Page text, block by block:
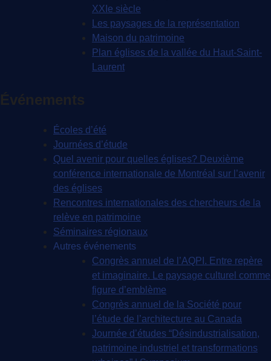
XXIe siècle
Les paysages de la représentation
Maison du patrimoine
Plan églises de la vallée du Haut-Saint-
Laurent
Événements
Écoles d’été
Journées d’étude
Quel avenir pour quelles églises? Deuxième
conférence internationale de Montréal sur l’avenir
des églises
Rencontres internationales des chercheurs de la
relève en patrimoine
Séminaires régionaux
Autres événements
Congrès annuel de l’AQPI. Entre repère
et imaginaire. Le paysage culturel comme
figure d’emblème
Congrès annuel de la Société pour
l’étude de l’architecture au Canada
Journée d’études “Désindustrialisation,
patrimoine industriel et transformations